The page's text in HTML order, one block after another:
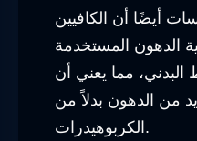
أيضًا أن الكافيين
الدهون المستخدمة
البدني، مما يعني أن
من الدهون بدلاً من
الكربوهيدرات.